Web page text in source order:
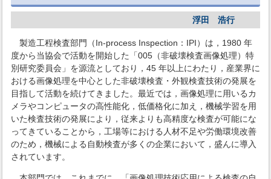
浮田 浩行
製造工程検査部門（In-process Inspection：IPI）は，1980 年
度から当協会で活動を開始した「005（非破壊検査画像処理）特
別研究委員会」を源流としており，45 年以上にわたり，産業界に
おける画像処理を中心とした非破壊検査・外観検査技術の発展を
目指して活動を続けてきました。最近では，画像処理に用いるカ
メラやコンピュータの高性能化，低価格化に加え，機械学習を用
いた検査技術の発展により，従来よりも高精度な検査が可能にな
ってきていることから，工場等における人材不足や労働環境改善
のため，機械による自動検査が多くの企業において，盛んに導入
されています。